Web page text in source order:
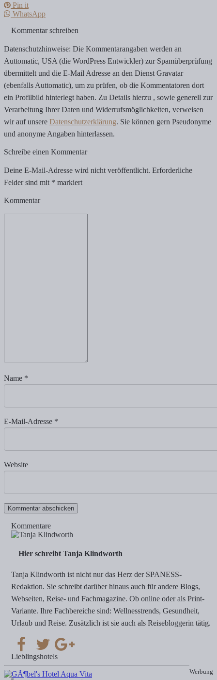
Pin it
WhatsApp
Kommentar schreiben
Datenschutzhinweise: Die Kommentarangaben werden an
Auttomatic, USA (die WordPress Entwickler) zur Spamüberprüfung
übermittelt und die E-Mail Adresse an den Dienst Gravatar
(ebenfalls Auttomatic), um zu prüfen, ob die Kommentatoren dort
ein Profilbild hinterlegt haben. Zu Details hierzu , sowie generell zur
Verarbeitung Ihrer Daten und Widerrufsmöglichkeiten, verweisen
wir auf unsere Datenschutzerklärung. Sie können gern Pseudonyme
und anonyme Angaben hinterlassen.
Schreibe einen Kommentar
Deine E-Mail-Adresse wird nicht veröffentlicht. Erforderliche
Felder sind mit * markiert
Kommentar
Name *
E-Mail-Adresse *
Website
Kommentare
Hier schreibt Tanja Klindworth
Tanja Klindworth ist nicht nur das Herz der SPANESS-
Redaktion. Sie schreibt darüber hinaus auch für andere Blogs,
Webseiten, Reise- und Fachmagazine. Ob online oder als Print-
Variante. Ihre Fachbereiche sind: Wellnesstrends, Gesundheit,
Urlaub und Reise. Zusätzlich ist sie auch als Reisebloggerin tätig.
Werbung
Lieblingshotels